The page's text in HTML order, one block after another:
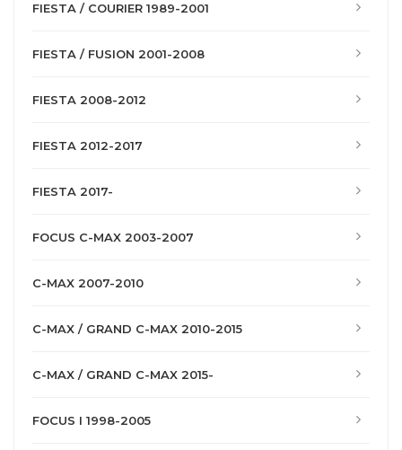
FIESTA / COURIER 1989-2001
FIESTA / FUSION 2001-2008
FIESTA 2008-2012
FIESTA 2012-2017
FIESTA 2017-
FOCUS C-MAX 2003-2007
C-MAX 2007-2010
C-MAX / GRAND C-MAX 2010-2015
C-MAX / GRAND C-MAX 2015-
FOCUS I 1998-2005